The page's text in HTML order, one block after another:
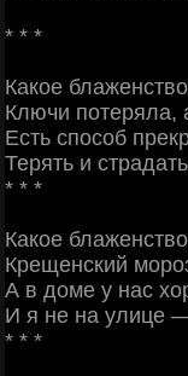
* * *
Какое
Ключи потеряла,
Есть способ
Терять и
* * *
Какое
Крещенский
А в доме у нас
И я не на улице
* * *